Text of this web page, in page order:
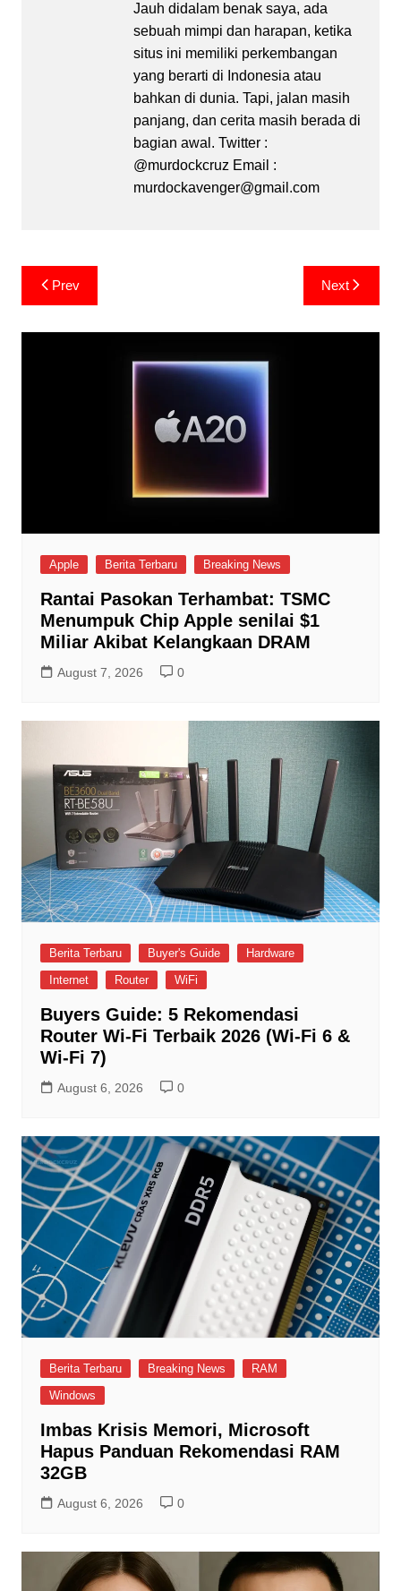
Jauh didalam benak saya, ada
sebuah mimpi dan harapan, ketika
situs ini memiliki perkembangan
yang berarti di Indonesia atau
bahkan di dunia. Tapi, jalan masih
panjang, dan cerita masih berada di
bagian awal. Twitter :
@murdockcruz Email :
murdockavenger@gmail.com
Post
navigation
Prev Next
Apple Berita Terbaru Breaking News
Rantai Pasokan Terhambat: TSMC
Menumpuk Chip Apple senilai $1
Miliar Akibat Kelangkaan DRAM
August 7, 2026 0
Berita Terbaru Buyer's Guide
Hardware
Internet
Router WiFi
Buyers Guide: 5 Rekomendasi
Router Wi-Fi Terbaik 2026 (Wi-Fi 6 &
Wi-Fi 7)
August 6, 2026 0
Berita Terbaru Breaking News
RAM
Windows
Imbas Krisis Memori, Microsoft
Hapus Panduan Rekomendasi RAM
32GB
August 6, 2026 0